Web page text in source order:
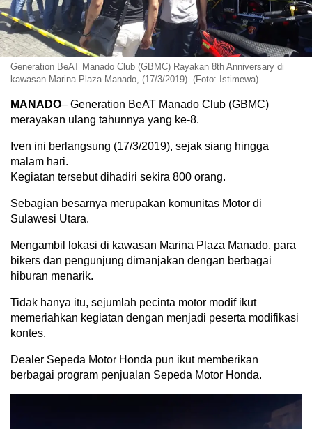
Generation BeAT Manado Club (GBMC) Rayakan 8th Anniversary di
kawasan Marina Plaza Manado, (17/3/2019). (Foto: Istimewa)
MANADO– Generation BeAT Manado Club (GBMC)
merayakan ulang tahunnya yang ke-8.
Iven ini berlangsung (17/3/2019), sejak siang hingga
malam hari.
Kegiatan tersebut dihadiri sekira 800 orang.
Sebagian besarnya merupakan komunitas Motor di
Sulawesi Utara.
Mengambil lokasi di kawasan Marina Plaza Manado, para
bikers dan pengunjung dimanjakan dengan berbagai
hiburan menarik.
Tidak hanya itu, sejumlah pecinta motor modif ikut
memeriahkan kegiatan dengan menjadi peserta modifikasi
kontes.
Dealer Sepeda Motor Honda pun ikut memberikan
berbagai program penjualan Sepeda Motor Honda.